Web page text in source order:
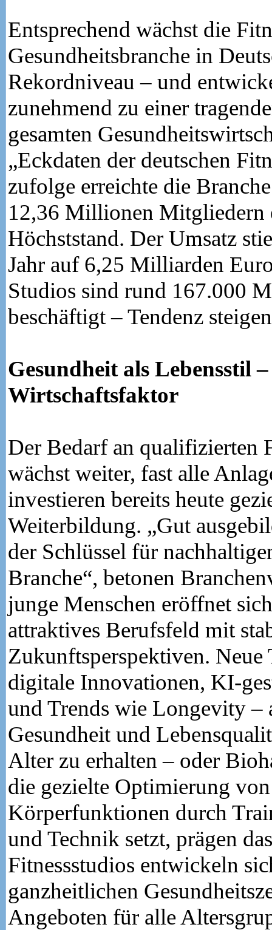
Entsprechend wächst die
Gesundheitsbranche in
Rekordniveau – und
zunehmend zu einer
gesamten
„Eckdaten der deutschen
zufolge erreichte die
12,36 Millionen Mitgliedern
Höchststand. Der Umsatz
Jahr auf 6,25 Milliarden
Studios sind rund 167.000
beschäftigt – Tendenz
Gesundheit als Lebensstil
Wirtschaftsfaktor
Der Bedarf an qualifizierten
wächst weiter, fast alle
investieren bereits heute
Weiterbildung. „Gut
der Schlüssel für
Branche“, betonen
junge Menschen eröffnet
attraktives Berufsfeld mit
Zukunftsperspektiven.
digitale Innovationen, KI-
und Trends wie Longevity –
Gesundheit und
Alter zu erhalten – oder
die gezielte Optimierung von
Körperfunktionen durch
und Technik setzt, prägen
Fitnessstudios entwickeln
ganzheitlichen
Angeboten für alle